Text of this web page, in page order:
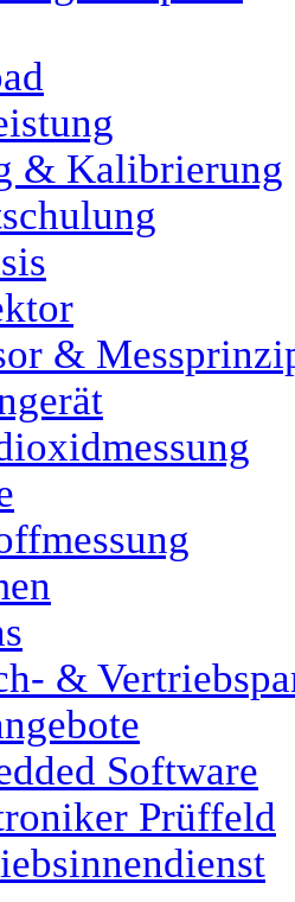
& Kalibrierung
&
&
Software
Prüffeld